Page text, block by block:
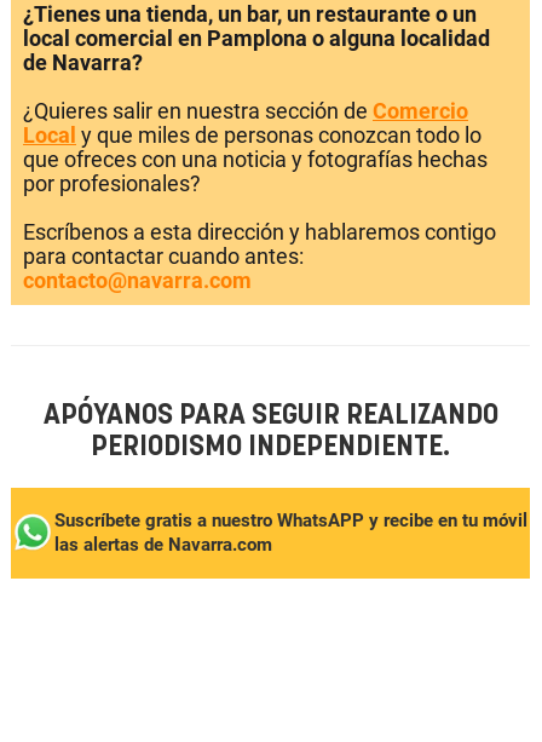
¿Tienes una tienda, un bar, un restaurante o un
local comercial en Pamplona o alguna localidad
de Navarra?
¿Quieres salir en nuestra sección de Comercio
Local y que miles de personas conozcan todo lo
que ofreces con una noticia y fotografías hechas
por profesionales?
Escríbenos a esta dirección y hablaremos contigo
para contactar cuando antes:
contacto@navarra.com
APÓYANOS PARA SEGUIR REALIZANDO
PERIODISMO INDEPENDIENTE.
Suscríbete gratis a nuestro WhatsAPP y recibe en tu móvil
las alertas de Navarra.com